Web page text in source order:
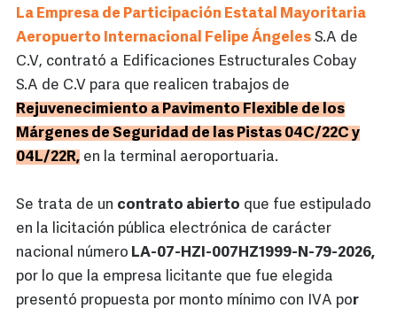
La Empresa de Participación Estatal Mayoritaria
Aeropuerto Internacional Felipe Ángeles S.A de
C.V, contrató a Edificaciones Estructurales Cobay
S.A de C.V para que realicen trabajos de
Rejuvenecimiento a Pavimento Flexible de los
Márgenes de Seguridad de las Pistas 04C/22C y
04L/22R, en la terminal aeroportuaria.
Se trata de un contrato abierto que fue estipulado
en la licitación pública electrónica de carácter
nacional número LA-07-HZI-007HZ1999-N-79-2026,
por lo que la empresa licitante que fue elegida
presentó propuesta por monto mínimo con IVA por